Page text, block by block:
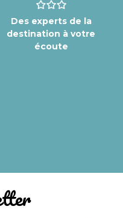
Des experts de la
destination à votre
écoute